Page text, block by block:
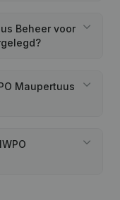
Beheer voor
Maupertuus